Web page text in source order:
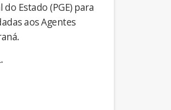
Estado (PGE) para
aos Agentes